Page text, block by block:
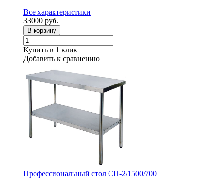
Все характеристики
33000 руб.
В корзину
Купить в 1 клик
Добавить к сравнению
Профессиональный стол СП-2/1500/700